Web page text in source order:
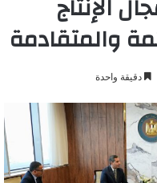
الإنتاج
والمتقادمة
دقيقة واحدة